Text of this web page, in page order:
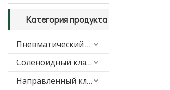
Категория продукта
Пневматический цилиндр
Соленоидный клапан
Направленный клапан